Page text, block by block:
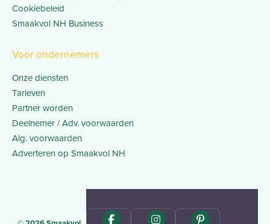
Cookiebeleid
Smaakvol NH Business
Voor ondernemers
Onze diensten
Tarieven
Partner worden
Deelnemer / Adv. voorwaarden
Alg. voorwaarden
Adverteren op Smaakvol NH